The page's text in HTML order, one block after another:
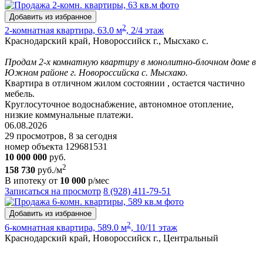
Добавить из избранное
2-комнатная квартира, 63.0 м2, 2/4 этаж
Краснодарский край, Новороссийск г., Мысхако с.
Продам 2-х комнатную квартиру в монолитно-блочном доме в
Южном районе г. Новороссийска с. Мысхако.
Квартира в отличном жилом состоянии , остается частично
мебель.
Круглосуточное водоснабжение, автономное отопление,
низкие коммунальные платежи.
06.08.2026
29 просмотров, 8 за сегодня
номер объекта 129681531
10 000 000 руб.
158 730 руб./м2
В ипотеку от 10 000 р/мес
Записаться на просмотр 8 (928) 411-79-51
Добавить из избранное
6-комнатная квартира, 589.0 м2, 10/11 этаж
Краснодарский край, Новороссийск г., Центральный